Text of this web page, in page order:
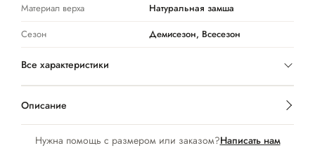
Нужна помощь с размером или заказом?Написать нам
Материал верха
Натуральная замша
Сезон
Демисезон, Всесезон
Все характеристики
Описание